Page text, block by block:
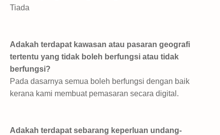
Tiada
Adakah terdapat kawasan atau pasaran geografi
tertentu yang tidak boleh berfungsi atau tidak
berfungsi?
Pada dasarnya semua boleh berfungsi dengan baik
kerana kami membuat pemasaran secara digital.
Adakah terdapat sebarang keperluan undang-